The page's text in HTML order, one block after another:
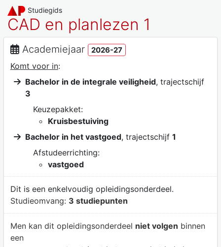
Studiegids
CAD en planlezen 1
Academiejaar 2026-27
Komt voor in:
Bachelor in de integrale veiligheid, trajectschijf
3
Keuzepakket:
Kruisbestuiving
Bachelor in het vastgoed, trajectschijf 1
Afstudeerrichting:
vastgoed
Dit is een enkelvoudig opleidingsonderdeel.
Studieomvang: 3 studiepunten
Men kan dit opleidingsonderdeel niet volgen binnen
een